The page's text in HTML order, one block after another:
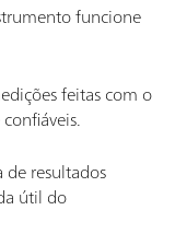
funcione
feitas com o
resultados
útil do